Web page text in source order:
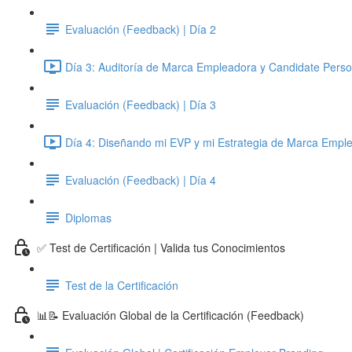
Evaluación (Feedback) | Día 2
Día 3: Auditoría de Marca Empleadora y Candidate
Evaluación (Feedback) | Día 3
Día 4: Diseñando mi EVP y mi Estrategia de Marca
Evaluación (Feedback) | Día 4
Diplomas
✅ Test de Certificación | Valida tus Conocimientos
Test de la Certificación
📊📝 Evaluación Global de la Certificación (Feedback)